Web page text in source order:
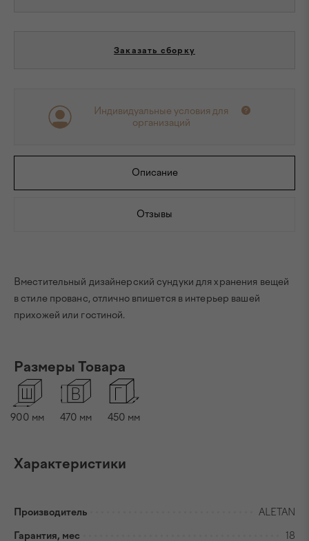
Заказать сборку
Индивидуальные условия для
организаций
Описание
Отзывы
Вместительный дизайнерский сундуки для хранения вещей
в стиле прованс, отлично впишется в интерьер вашей
прихожей или гостиной.
Размеры Товара
900 мм 470 мм 450 мм
Характеристики
Производитель ALETAN
Гарантия, мес 18